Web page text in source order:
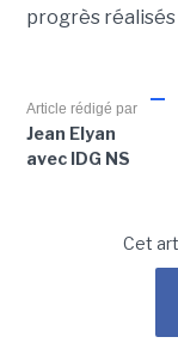
progrès
Article rédigé par
Jean Elyan
avec IDG NS
Cet